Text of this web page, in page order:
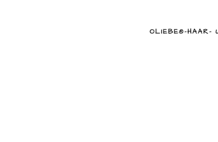
OLIEBE®-HAAR-